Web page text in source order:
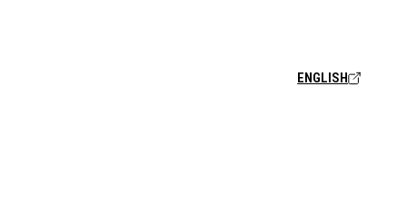
ENGLISH